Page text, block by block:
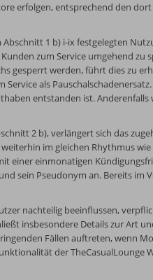
erfolgen, entsprechend den
1 b) i-ix festgelegten
zum Service umgehend zu
gesperrt werden, führt dies zu
als
entstanden ist. Anderenfalls
2 b), verlängert sich das
im gleichen Rhythmus wie
einer einmonatigen
sein Pseudonym an. Bereits im
nachteilig beeinflussen,
insbesondere Details zur Art
Fällen auftreten, wenn
der TheCasualLounge